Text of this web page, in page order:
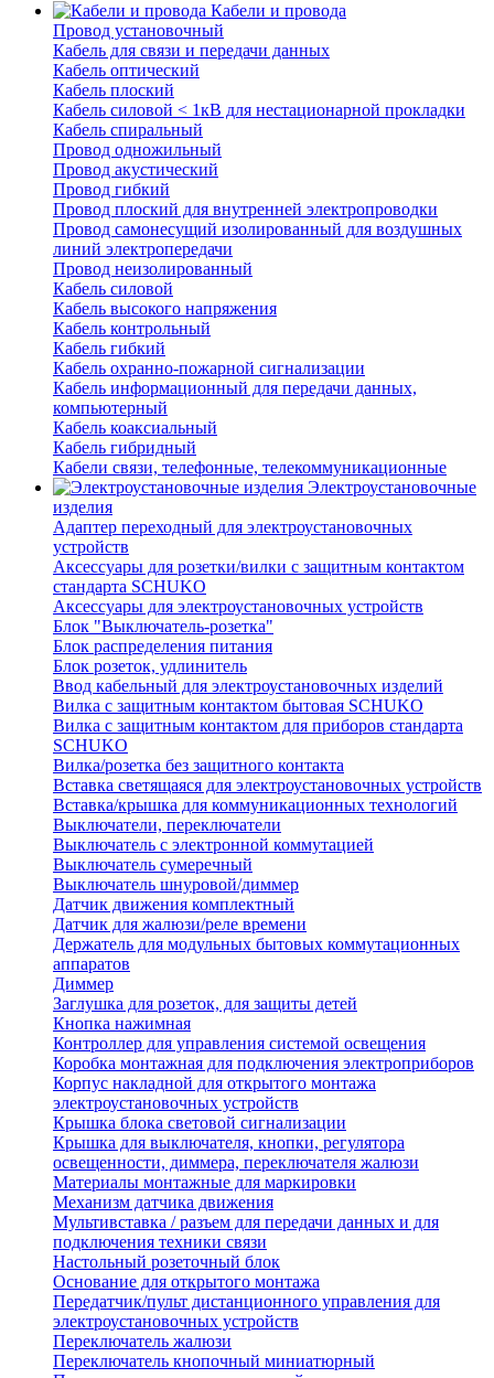
Кабели и провода
Провод установочный
Кабель для связи и передачи данных
Кабель оптический
Кабель плоский
Кабель силовой < 1кВ для нестационарной прокладки
Кабель спиральный
Провод одножильный
Провод акустический
Провод гибкий
Провод плоский для внутренней электропроводки
Провод самонесущий изолированный для воздушных
линий электропередачи
Провод неизолированный
Кабель силовой
Кабель высокого напряжения
Кабель контрольный
Кабель гибкий
Кабель охранно-пожарной сигнализации
Кабель информационный для передачи данных,
компьютерный
Кабель коаксиальный
Кабель гибридный
Кабели связи, телефонные, телекоммуникационные
Электроустановочные
изделия
Адаптер переходный для электроустановочных
устройств
Аксессуары для розетки/вилки с защитным контактом
стандарта SCHUKO
Аксессуары для электроустановочных устройств
Блок "Выключатель-розетка"
Блок распределения питания
Блок розеток, удлинитель
Ввод кабельный для электроустановочных изделий
Вилка с защитным контактом бытовая SCHUKO
Вилка с защитным контактом для приборов стандарта
SCHUKO
Вилка/розетка без защитного контакта
Вставка светящаяся для электроустановочных устройств
Вставка/крышка для коммуникационных технологий
Выключатели, переключатели
Выключатель с электронной коммутацией
Выключатель сумеречный
Выключатель шнуровой/диммер
Датчик движения комплектный
Датчик для жалюзи/реле времени
Держатель для модульных бытовых коммутационных
аппаратов
Диммер
Заглушка для розеток, для защиты детей
Кнопка нажимная
Контроллер для управления системой освещения
Коробка монтажная для подключения электроприборов
Корпус накладной для открытого монтажа
электроустановочных устройств
Крышка блока световой сигнализации
Крышка для выключателя, кнопки, регулятора
освещенности, диммера, переключателя жалюзи
Материалы монтажные для маркировки
Механизм датчика движения
Мультивставка / разъем для передачи данных и для
подключения техники связи
Настольный розеточный блок
Основание для открытого монтажа
Передатчик/пульт дистанционного управления для
электроустановочных устройств
Переключатель жалюзи
Переключатель кнопочный миниатюрный